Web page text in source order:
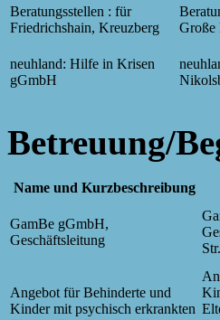
Beratungsstellen : für
Friedrichshain, Kreuzberg
Große
neuhland: Hilfe in Krisen
gGmbH
Betreuung/
Name und Kurzbeschreibung
GamBe gGmbH,
Geschäftsleitung
Angebot für Behinderte und
Kinder mit psychisch erkrankten